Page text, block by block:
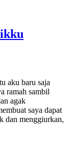
aku baru saja
ramah sambil
agak
saya dapat
dan menggiurkan,